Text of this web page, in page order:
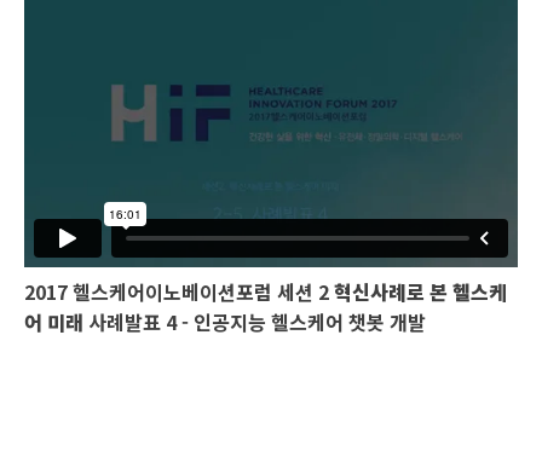
2017 헬스케어이노베이션포럼 세션 2혁신사례로 본 헬스케
어 미래 사례발표 4 - 인공지능 헬스케어 챗봇 개발